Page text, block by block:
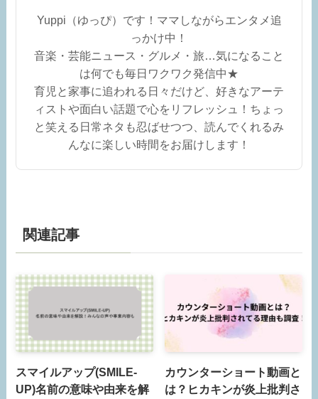
Yuppi（ゆっぴ）です！ママしながらエンタメ追
っかけ中！
音楽・芸能ニュース・グルメ・旅…気になること
は何でも毎日ワクワク発信中★
育児と家事に追われる日々だけど、好きなアーテ
ィストや面白い話題で心をリフレッシュ！ちょっ
と笑える日常ネタも忍ばせつつ、読んでくれるみ
んなに楽しい時間をお届けします！
関連記事
スマイルアップ(SMILE-
UP)名前の意味や由来を解
カウンターショート動画と
は？ヒカキンが炎上批判さ